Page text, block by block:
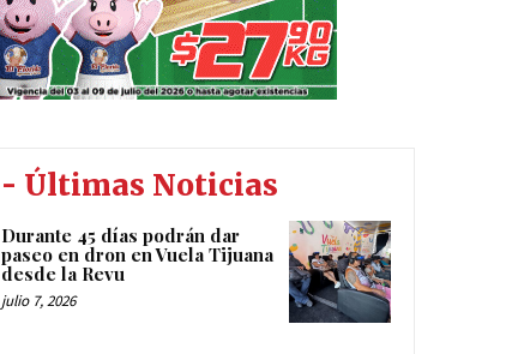
- Últimas Noticias
Durante 45 días podrán dar
paseo en dron en Vuela Tijuana
desde la Revu
julio 7, 2026